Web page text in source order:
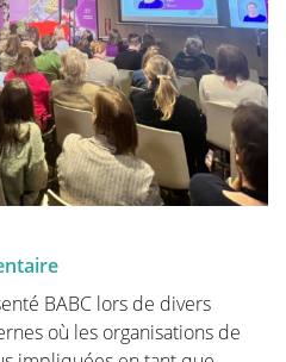
BABC lors de divers
où les organisations de